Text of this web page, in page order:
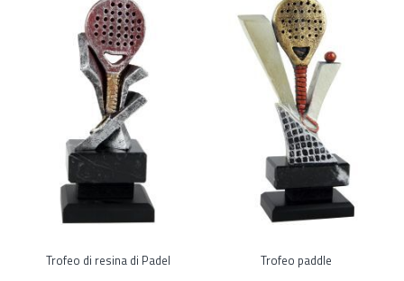
Trofeo di resina di Padel Trofeo paddle